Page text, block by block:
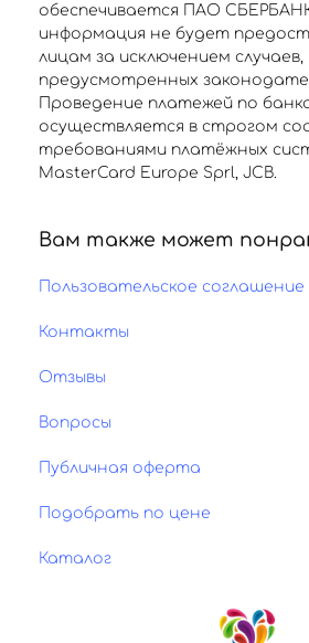
обеспечивается ПАО
информация не будет
лицам за исключением случаев,
предусмотренных
Проведение платежей по
осуществляется в строгом
требованиями платёжных
MasterCard Europe Sprl, JCB.
Вам также может
Пользовательское соглашение
Контакты
Отзывы
Вопросы
Публичная оферта
Подобрать по цене
Каталог